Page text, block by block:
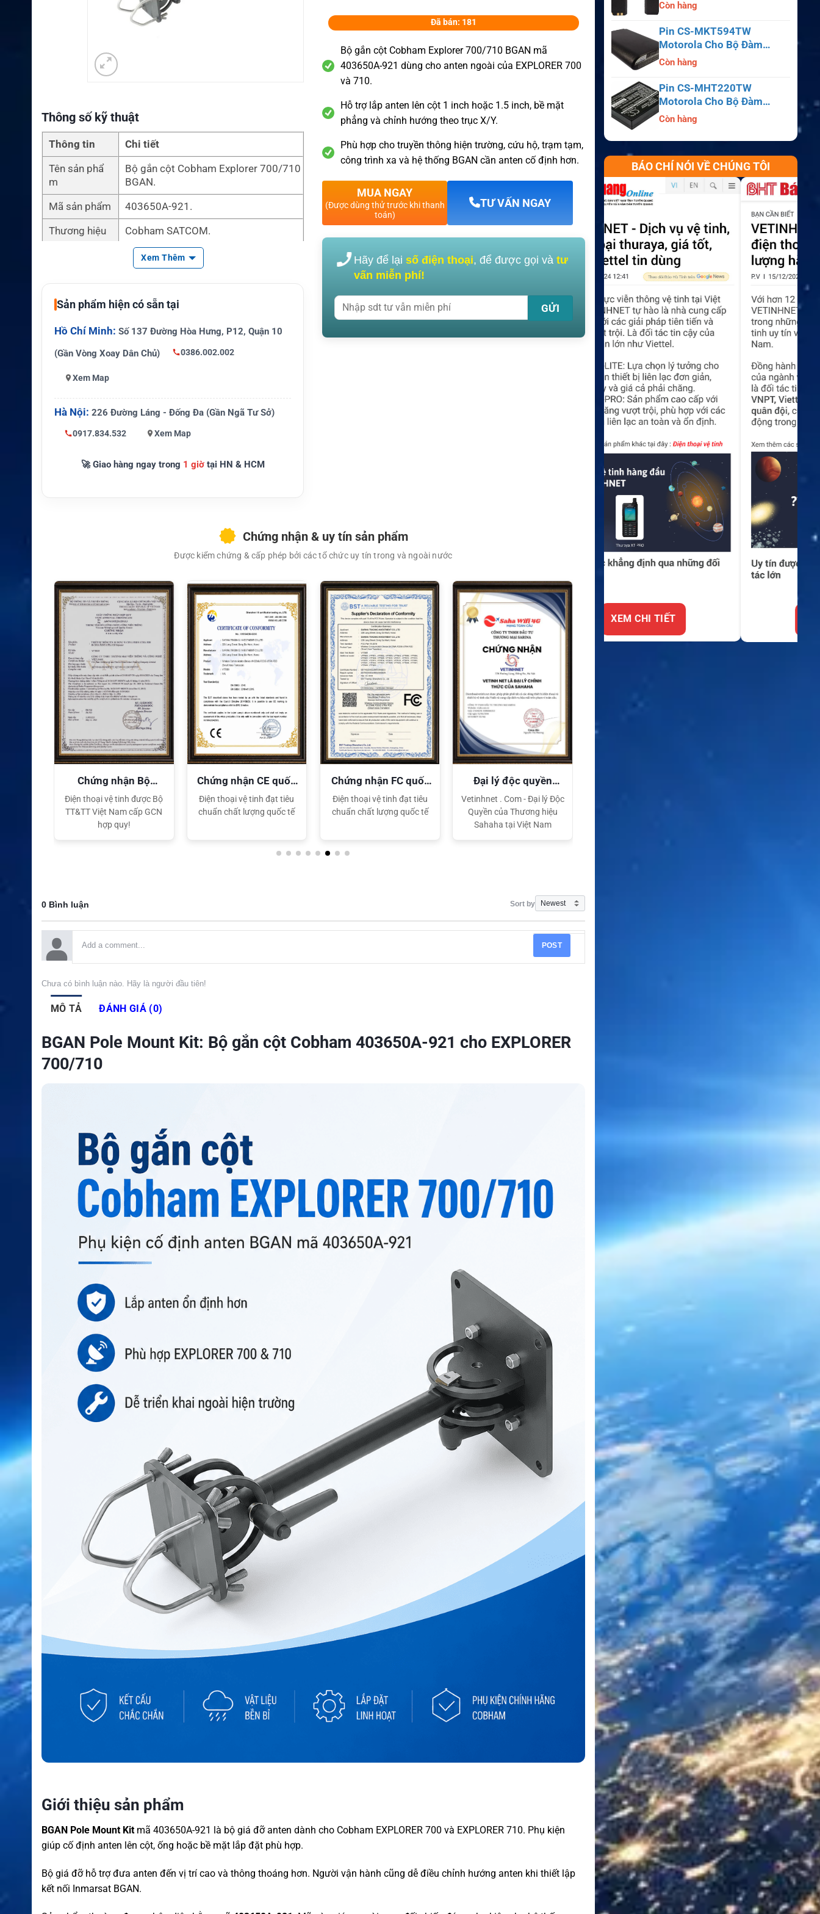
Thông số kỹ thuật
Thông tin
Chi tiết
Tên sản phẩ
m
Bộ gắn cột Cobham Explorer 700/710
BGAN.
Mã sản phẩm
403650A-921.
Thương hiệu
Cobham SATCOM.
Cobham EXPLORER 700/710 Pole Mo
unt Kit.
g thích
710
Vị trí lắp
Cột, ống, bề mặt phẳng hoặc vị trí phù
Cỡ ống hỗ trợ
àng chuyên ngành
Khả năng chỉ
Xoay theo trục X và Y
Truyền thông hiện trường, cứu hộ, trạm
Xem Thêm
Sản phẩm hiện có sẵn tại
Hồ Chí Minh: Số 137 Đường Hòa Hưng, P12, Quận 10
(Gần Vòng Xoay Dân Chủ)
0386.002.002
Xem Map
Hà Nội: 226 Đường Láng - Đống Đa (Gần Ngã Tư Sở)
0917.834.532 Xem Map
🚀 Giao hàng ngay trong 1 giờtại HN & HCM
Đã bán: 181
Bộ gắn cột Cobham Explorer 700/710 BGAN mã
403650A-921 dùng cho anten ngoài của EXPLORER 700
và 710.
Hỗ trợ lắp anten lên cột 1 inch hoặc 1.5 inch, bề mặt
phẳng và chỉnh hướng theo trục X/Y.
Phù hợp cho truyền thông hiện trường, cứu hộ, trạm tạm,
công trình xa và hệ thống BGAN cần anten cố định hơn.
MUA NGAY
(Được dùng thử trước khi thanh
toán)
TƯ VẤN NGAY
Hãy để lạisố điện thoại, để được gọi vàtư
vấn miễn phí!
Chứng nhận & uy tín sản phẩm
Được kiểm chứng & cấp phép bởi các tổ chức uy tín trong và ngoài nước
Chứng nhận Bộ
TT&TT
Điện thoại vệ tinh được Bộ
TT&TT Việt Nam cấp GCN
hợp quy!
Chứng nhận CE quốc
tế
Điện thoại vệ tinh đạt tiêu
chuẩn chất lượng quốc tế
Chứng nhận FC quốc
tế
Điện thoại vệ tinh đạt tiêu
chuẩn chất lượng quốc tế
Đại lý độc quyền
Sahaha
Vetinhnet . Com - Đại lý Độc
Quyền của Thương hiệu
Sahaha tại Việt Nam
0 Bình luận Sort by
POST
Chưa có bình luận nào. Hãy là người đầu tiên!
MÔ TẢ ĐÁNH GIÁ (0)
BGAN Pole Mount Kit: Bộ gắn cột Cobham 403650A-921 cho EXPLORER
700/710
Giới thiệu sản phẩm
BGAN Pole Mount Kit mã 403650A-921 là bộ giá đỡ anten dành cho Cobham EXPLORER 700 và EXPLORER 710. Phụ kiện
giúp cố định anten lên cột, ống hoặc bề mặt lắp đặt phù hợp.
Bộ giá đỡ hỗ trợ đưa anten đến vị trí cao và thông thoáng hơn. Người vận hành cũng dễ điều chỉnh hướng anten khi thiết lập
kết nối Inmarsat BGAN.
APX8000, SRX2200
Còn hàng
Pin CS-MKT594TW
Motorola Cho Bộ Đàm
Astro Saber, MX1000,
Còn hàng
Pin CS-MHT220TW
Motorola Cho Bộ Đàm
MT700, HT210, HT220,
Còn hàng
BÁO CHÍ NÓI VỀ CHÚNG TÔI
XEM CHI TIẾT XEM CHI TIẾT XEM CHI TIẾT XEM CHI TIẾT